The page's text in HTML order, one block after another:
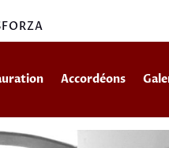
Accordéons